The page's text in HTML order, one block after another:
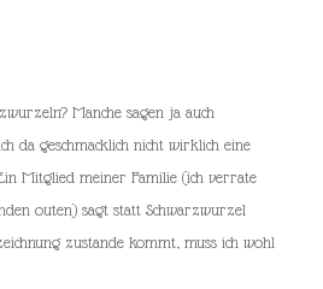
Manche sagen ja auch
da geschmacklich nicht wirklich eine
Mitglied meiner Familie (ich verrate
outen) sagt statt Schwarzwurzel
zustande kommt, muss ich wohl